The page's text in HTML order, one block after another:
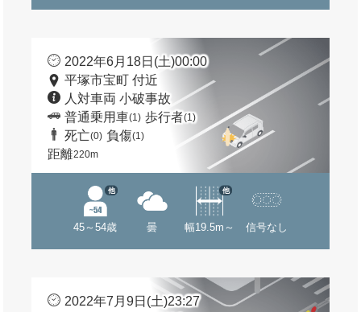
2022年6月18日(土)00:00
平塚市宝町 付近
人対車両 小破事故
普通乗用車(1) 歩行者(1)
死亡(0) 負傷(1)
距離220m
45～54歳
他
曇 幅19.5m～
他
信号なし
2022年7月9日(土)23:27